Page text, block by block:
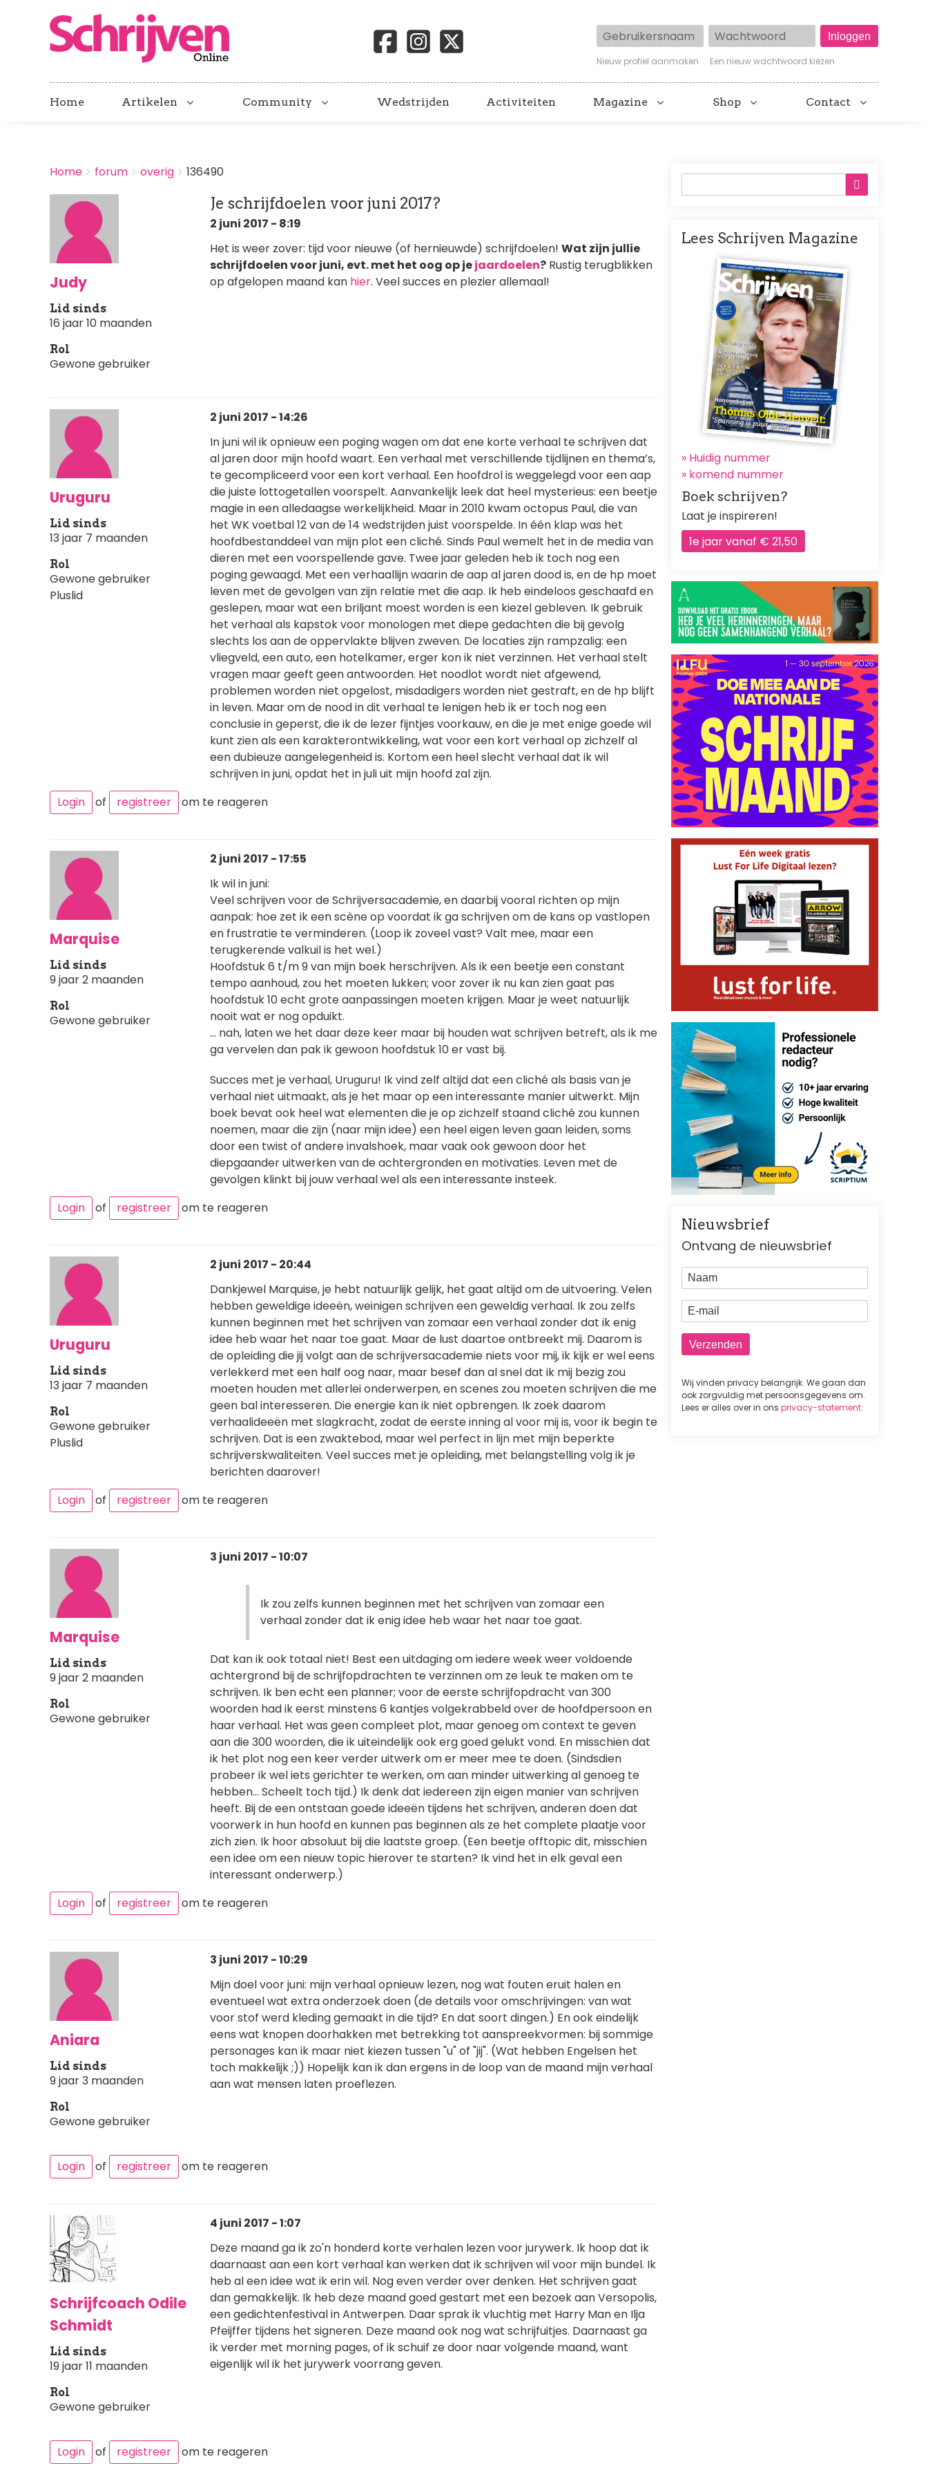
Gebruikersnaam Wachtwoord
Nieuw profiel aanmaken Een nieuw wachtwoord kiezen
Home Artikelen Community Wedstrijden Activiteiten Magazine Shop Contact
BREADCRUMBS
You
here:
Home forum overig 136490
Judy
Lid sinds
16 jaar 10 maanden
Rol
Gewone gebruiker
Je schrijfdoelen voor juni 2017?
2 juni 2017 - 8:19
Het is weer zover: tijd voor nieuwe (of hernieuwde) schrijfdoelen! Wat zijn jullie
schrijfdoelen voor juni, evt. met het oog op jejaardoelen? Rustig terugblikken
op afgelopen maand kan hier. Veel succes en plezier allemaal!
Uruguru
Lid sinds
13 jaar 7 maanden
Rol
Gewone gebruiker
Pluslid
2 juni 2017 - 14:26
In juni wil ik opnieuw een poging wagen om dat ene korte verhaal te schrijven dat
al jaren door mijn hoofd waart. Een verhaal met verschillende tijdlijnen en thema’s,
te gecompliceerd voor een kort verhaal. Een hoofdrol is weggelegd voor een aap
die juiste lottogetallen voorspelt. Aanvankelijk leek dat heel mysterieus: een beetje
magie in een alledaagse werkelijkheid. Maar in 2010 kwam octopus Paul, die van
het WK voetbal 12 van de 14 wedstrijden juist voorspelde. In één klap was het
hoofdbestanddeel van mijn plot een cliché. Sinds Paul wemelt het in de media van
dieren met een voorspellende gave. Twee jaar geleden heb ik toch nog een
poging gewaagd. Met een verhaallijn waarin de aap al jaren dood is, en de hp moet
leven met de gevolgen van zijn relatie met die aap. Ik heb eindeloos geschaafd en
geslepen, maar wat een briljant moest worden is een kiezel gebleven. Ik gebruik
het verhaal als kapstok voor monologen met diepe gedachten die bij gevolg
slechts los aan de oppervlakte blijven zweven. De locaties zijn rampzalig: een
vliegveld, een auto, een hotelkamer, erger kon ik niet verzinnen. Het verhaal stelt
vragen maar geeft geen antwoorden. Het noodlot wordt niet afgewend,
problemen worden niet opgelost, misdadigers worden niet gestraft, en de hp blijft
in leven. Maar om de nood in dit verhaal te lenigen heb ik er toch nog een
conclusie in geperst, die ik de lezer fijntjes voorkauw, en die je met enige goede wil
kunt zien als een karakterontwikkeling, wat voor een kort verhaal op zichzelf al
een dubieuze aangelegenheid is. Kortom een heel slecht verhaal dat ik wil
schrijven in juni, opdat het in juli uit mijn hoofd zal zijn.
Login
of registreer om te reageren
Marquise
Lid sinds
9 jaar 2 maanden
Rol
Gewone gebruiker
2 juni 2017 - 17:55
Ik wil in juni:
Veel schrijven voor de Schrijversacademie, en daarbij vooral richten op mijn
aanpak: hoe zet ik een scène op voordat ik ga schrijven om de kans op vastlopen
en frustratie te verminderen. (Loop ik zoveel vast? Valt mee, maar een
terugkerende valkuil is het wel.)
Hoofdstuk 6 t/m 9 van mijn boek herschrijven. Als ik een beetje een constant
tempo aanhoud, zou het moeten lukken; voor zover ik nu kan zien gaat pas
hoofdstuk 10 echt grote aanpassingen moeten krijgen. Maar je weet natuurlijk
nooit wat er nog opduikt.
... nah, laten we het daar deze keer maar bij houden wat schrijven betreft, als ik me
ga vervelen dan pak ik gewoon hoofdstuk 10 er vast bij.
Succes met je verhaal, Uruguru! Ik vind zelf altijd dat een cliché als basis van je
verhaal niet uitmaakt, als je het maar op een interessante manier uitwerkt. Mijn
boek bevat ook heel wat elementen die je op zichzelf staand cliché zou kunnen
noemen, maar die zijn (naar mijn idee) een heel eigen leven gaan leiden, soms
door een twist of andere invalshoek, maar vaak ook gewoon door het
diepgaander uitwerken van de achtergronden en motivaties. Leven met de
gevolgen klinkt bij jouw verhaal wel als een interessante insteek.
Login
of registreer om te reageren
Uruguru
Lid sinds
13 jaar 7 maanden
Rol
Gewone gebruiker
Pluslid
2 juni 2017 - 20:44
Dankjewel Marquise, je hebt natuurlijk gelijk, het gaat altijd om de uitvoering. Velen
hebben geweldige ideeën, weinigen schrijven een geweldig verhaal. Ik zou zelfs
kunnen beginnen met het schrijven van zomaar een verhaal zonder dat ik enig
idee heb waar het naar toe gaat. Maar de lust daartoe ontbreekt mij. Daarom is
de opleiding die jij volgt aan de schrijversacademie niets voor mij, ik kijk er wel eens
verlekkerd met een half oog naar, maar besef dan al snel dat ik mij bezig zou
moeten houden met allerlei onderwerpen, en scenes zou moeten schrijven die me
geen bal interesseren. Die energie kan ik niet opbrengen. Ik zoek daarom
verhaalideeën met slagkracht, zodat de eerste inning al voor mij is, voor ik begin te
schrijven. Dat is een zwaktebod, maar wel perfect in lijn met mijn beperkte
schrijverskwaliteiten. Veel succes met je opleiding, met belangstelling volg ik je
berichten daarover!
Login
of registreer om te reageren
Marquise
Lid sinds
9 jaar 2 maanden
Rol
Gewone gebruiker
3 juni 2017 - 10:07
Ik zou zelfs kunnen beginnen met het schrijven van zomaar een
verhaal zonder dat ik enig idee heb waar het naar toe gaat.
Dat kan ik ook totaal niet! Best een uitdaging om iedere week weer voldoende
achtergrond bij de schrijfopdrachten te verzinnen om ze leuk te maken om te
schrijven. Ik ben echt een planner; voor de eerste schrijfopdracht van 300
woorden had ik eerst minstens 6 kantjes volgekrabbeld over de hoofdpersoon en
haar verhaal. Het was geen compleet plot, maar genoeg om context te geven
aan die 300 woorden, die ik uiteindelijk ook erg goed gelukt vond. En misschien dat
ik het plot nog een keer verder uitwerk om er meer mee te doen. (Sindsdien
probeer ik wel iets gerichter te werken, om aan minder uitwerking al genoeg te
hebben... Scheelt toch tijd.) Ik denk dat iedereen zijn eigen manier van schrijven
heeft. Bij de een ontstaan goede ideeën tijdens het schrijven, anderen doen dat
voorwerk in hun hoofd en kunnen pas beginnen als ze het complete plaatje voor
zich zien. Ik hoor absoluut bij die laatste groep. (Een beetje offtopic dit, misschien
een idee om een nieuw topic hierover te starten? Ik vind het in elk geval een
interessant onderwerp.)
Login
of registreer om te reageren
Aniara
Lid sinds
9 jaar 3 maanden
Rol
Gewone gebruiker
3 juni 2017 - 10:29
Mijn doel voor juni: mijn verhaal opnieuw lezen, nog wat fouten eruit halen en
eventueel wat extra onderzoek doen (de details voor omschrijvingen: van wat
voor stof werd kleding gemaakt in die tijd? En dat soort dingen.) En ook eindelijk
eens wat knopen doorhakken met betrekking tot aanspreekvormen: bij sommige
personages kan ik maar niet kiezen tussen "u" of "jij". (Wat hebben Engelsen het
toch makkelijk ;)) Hopelijk kan ik dan ergens in de loop van de maand mijn verhaal
aan wat mensen laten proeflezen.
Login of registreer om te reageren
Schrijfcoach Odile
Schmidt
Lid sinds
19 jaar 11 maanden
Rol
Gewone gebruiker
4 juni 2017 - 1:07
Deze maand ga ik zo'n honderd korte verhalen lezen voor jurywerk. Ik hoop dat ik
daarnaast aan een kort verhaal kan werken dat ik schrijven wil voor mijn bundel. Ik
heb al een idee wat ik erin wil. Nog even verder over denken. Het schrijven gaat
dan gemakkelijk. Ik heb deze maand goed gestart met een bezoek aan Versopolis,
een gedichtenfestival in Antwerpen. Daar sprak ik vluchtig met Harry Man en Ilja
Pfeijffer tijdens het signeren. Deze maand ook nog wat schrijfuitjes. Daarnaast ga
ik verder met morning pages, of ik schuif ze door naar volgende maand, want
eigenlijk wil ik het jurywerk voorrang geven.
Login of registreer om te reageren
Lees Schrijven Magazine
Afbeelding
» Huidig nummer
» komend nummer
Boek schrijven?
Laat je inspireren!
1e jaar vanaf € 21,50
Nieuwsbrief
Ontvang de nieuwsbrief
Naam
E-mail
Wij vinden privacy belangrijk. We gaan dan
ook zorgvuldig met persoonsgegevens om.
Lees er alles over in ons privacy-statement.